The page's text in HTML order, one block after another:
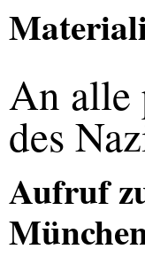
An alle
des
Aufruf